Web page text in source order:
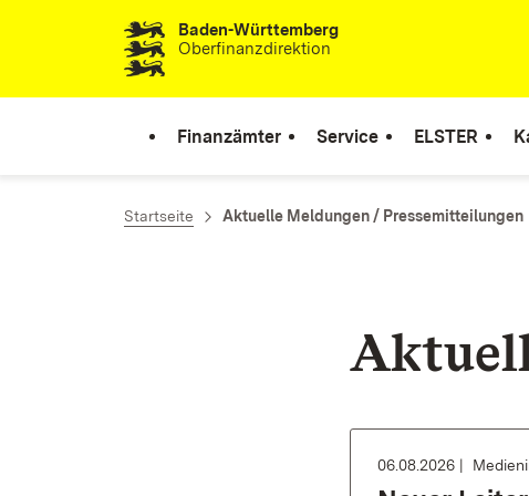
Zum Inhalt springenBaden-Württemberg
Oberfinanzdirektion
Finanzämter Service ELSTER
Startseite Aktuelle Meldungen / Pressemitteilungen
06.08.2026